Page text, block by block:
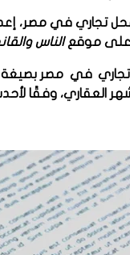
تجاري في مصر،
على موقعالناس
تجاري في مصر
العقاري، وفقًا